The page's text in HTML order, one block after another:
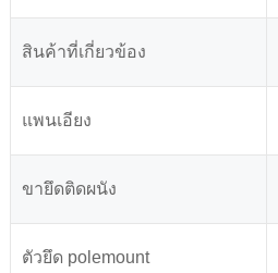
สินค้าที่เกี่ยวข้อง
แพนเอียง
ขายึดติดผนัง
ตัวยึด polemount